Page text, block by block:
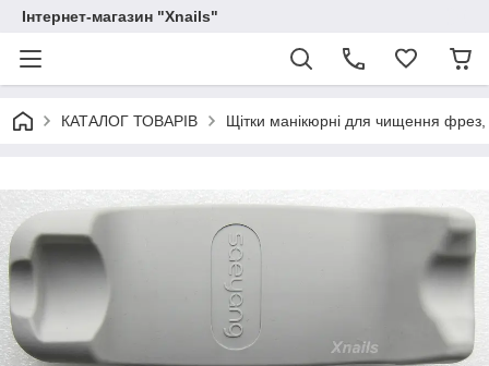
Інтернет-магазин "Xnails"
КАТАЛОГ ТОВАРІВ Щітки манікюрні для чищення